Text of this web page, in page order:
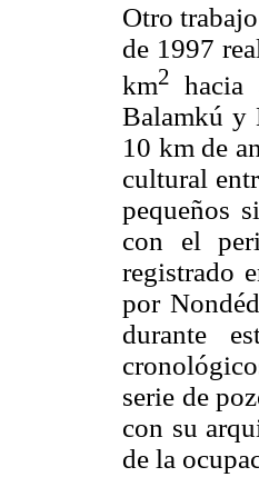
Otro
de 1997
km2
Balamkú y
10 km de
cultural
pequeños
con el
registrado
por
durante
serie de
con su
de la